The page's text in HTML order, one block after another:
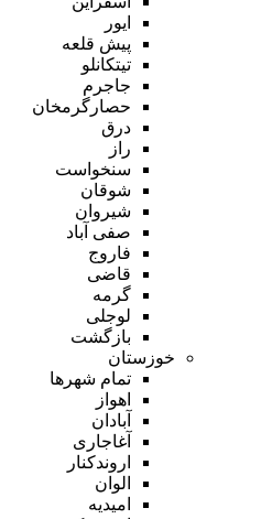
ایور
پیش قلعه
تیتکانلو
جاجرم
حصارگرمخان
درق
راز
سنخواست
شوقان
شیروان
صفی آباد
فاروج
قاضی
گرمه
لوجلی
بازگشت
خوزستان
تمام شهر‌ها
اهواز
آبادان
آغاجاری
اروندکنار
الوان
امیدیه